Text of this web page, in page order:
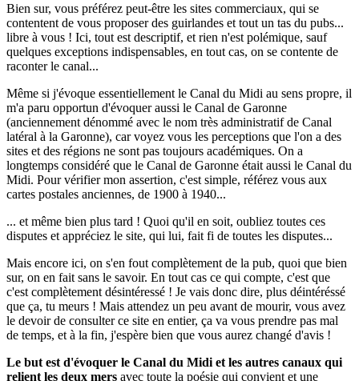
Bien sur, vous préférez peut-être les sites commerciaux, qui se
contentent de vous proposer des guirlandes et tout un tas du pubs...
libre à vous ! Ici, tout est descriptif, et rien n'est polémique, sauf
quelques exceptions indispensables, en tout cas, on se contente de
raconter le canal...
Même si j'évoque essentiellement le Canal du Midi au sens propre, il
m'a paru opportun d'évoquer aussi le Canal de Garonne
(anciennement dénommé avec le nom très administratif de Canal
latéral à la Garonne), car voyez vous les perceptions que l'on a des
sites et des régions ne sont pas toujours académiques. On a
longtemps considéré que le Canal de Garonne était aussi le Canal du
Midi. Pour vérifier mon assertion, c'est simple, référez vous aux
cartes postales anciennes, de 1900 à 1940...
... et même bien plus tard ! Quoi qu'il en soit, oubliez toutes ces
disputes et appréciez le site, qui lui, fait fi de toutes les disputes...
Mais encore ici, on s'en fout complètement de la pub, quoi que bien
sur, on en fait sans le savoir. En tout cas ce qui compte, c'est que
c'est complètement désintéressé ! Je vais donc dire, plus déintéréssé
que ça, tu meurs ! Mais attendez un peu avant de mourir, vous avez
le devoir de consulter ce site en entier, ça va vous prendre pas mal
de temps, et à la fin, j'espère bien que vous aurez changé d'avis !
Le but est d'évoquer le Canal du Midi et les autres canaux qui
relient les deux mers avec toute la poésie qui convient et une